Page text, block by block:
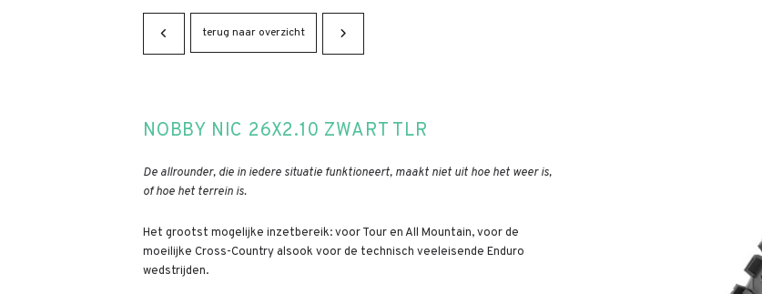
terug naar overzicht
NOBBY NIC 26X2.10 ZWART TLR
De allrounder, die in iedere situatie funktioneert, maakt niet uit hoe het weer is,
of hoe het terrein is.
Het grootst mogelijke inzetbereik: voor Tour en All Mountain, voor de
moeilijke Cross-Country alsook voor de technisch veeleisende Enduro
wedstrijden.